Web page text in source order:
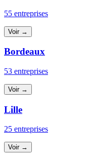
55 entreprises
Voir →
Bordeaux
53 entreprises
Voir →
Lille
25 entreprises
Voir →